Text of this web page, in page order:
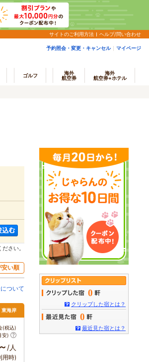
サイトのご利用方法 ヘルプ/問い合わせ
予約照会・変更・キャンセル マイページ
ゴルフ
海外
航空券
海外
航空券+ホテル
さい。
安い順
ついて
東海岸
(税込)
安)
/人
用時)
0
クリップした宿とは？
0
最近見た宿とは？